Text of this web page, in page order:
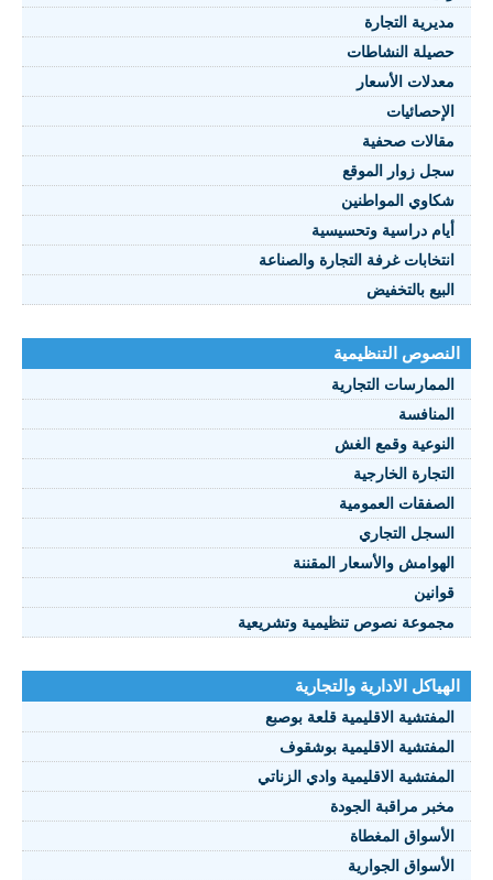
النصوص 2021
FRANÇAIS
مديرية التجارة
حصيلة النشاطات
معدلات الأسعار
الإحصائيات
مقالات صحفية
سجل زوار الموقع
شكاوي المواطنين
أيام دراسية وتحسيسية
انتخابات غرفة التجارة والصناعة
البيع بالتخفيض
النصوص التنظيمية
الممارسات التجارية
المنافسة
النوعية وقمع الغش
التجارة الخارجية
الصفقات العمومية
السجل التجاري
الهوامش والأسعار المقننة
قوانين
مجموعة نصوص تنظيمية وتشريعية
الهياكل الادارية والتجارية
المفتشية الاقليمية قلعة بوصبع
المفتشية الاقليمية بوشقوف
المفتشية الاقليمية وادي الزناتي
مخبر مراقبة الجودة
الأسواق المغطاة
الأسواق الجوارية